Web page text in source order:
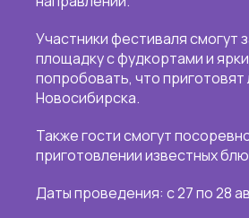
Участники фестиваля смогут
площадку с фудкортами и
попробовать, что
Новосибирска.
Также гости смогут
приготовлении известных
Даты проведения: с 27 по 28